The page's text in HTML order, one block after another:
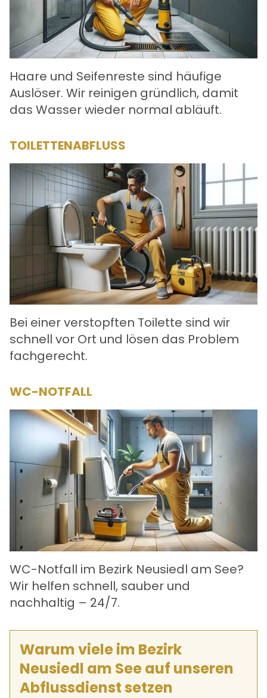
Haare und Seifenreste sind häufige
Auslöser. Wir reinigen gründlich, damit
das Wasser wieder normal abläuft.
TOILETTENABFLUSS
Bei einer verstopften Toilette sind wir
schnell vor Ort und lösen das Problem
fachgerecht.
WC-NOTFALL
WC-Notfall im Bezirk Neusiedl am See?
Wir helfen schnell, sauber und
nachhaltig – 24/7.
Warum viele im Bezirk
Neusiedl am See auf unseren
Abflussdienst setzen